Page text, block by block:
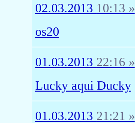
02.03.2013 10:13 »
os20
01.03.2013 22:16 »
Lucky aqui Ducky
01.03.2013 21:21 »